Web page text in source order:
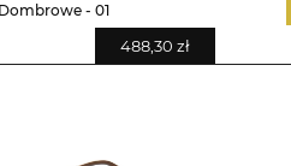
- 01
488,30 zł